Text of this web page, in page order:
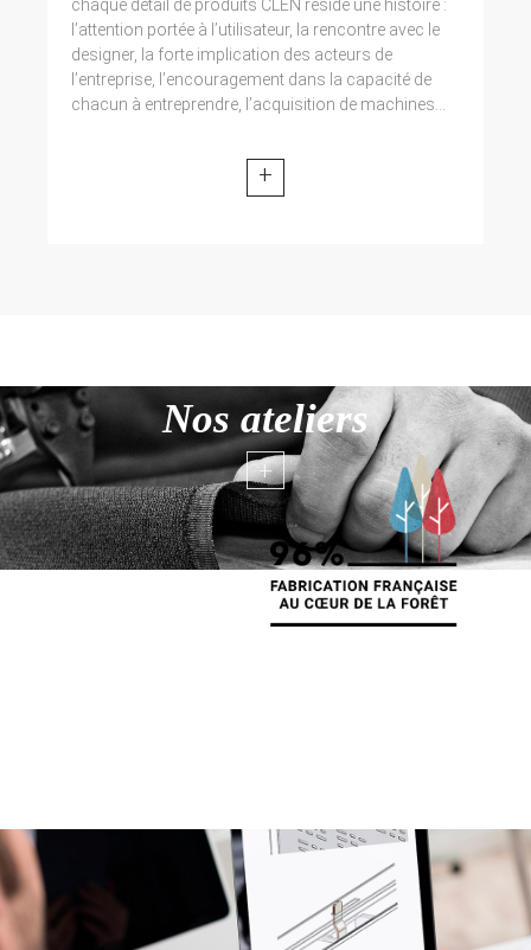
chaque détail de produits CLEN réside une histoire :
l’attention portée à l’utilisateur, la rencontre avec le
designer, la forte implication des acteurs de
l’entreprise, l’encouragement dans la capacité de
chacun à entreprendre, l’acquisition de machines...
+
Nos ateliers
+